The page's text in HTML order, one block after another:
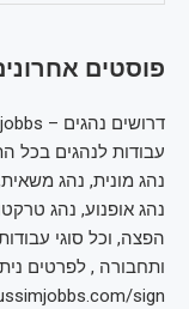
פוסטים
עבודות לנהגים בכל
נהג מונית, נהג
נהג אופנוע, נהג
הפצה, וכל סוגי
ותחבורה , לפרטים
sign/